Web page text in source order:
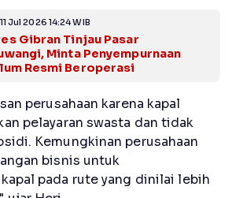
Jul 2026 14:24 WIB
Gibran Tinjau Pasar
Minta Penyempurnaan
Resmi Beroperasi
perusahaan karena kapal
pelayaran swasta dan tidak
Kemungkinan perusahaan
bisnis untuk
pada rute yang dinilai lebih